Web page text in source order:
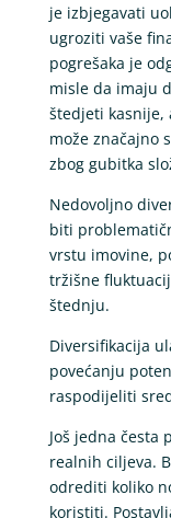
je izbjegavati
ugroziti vaše
pogrešaka je
misle da imaju
štedjeti kasnije,
može značajno
zbog gubitka
Nedovoljno
biti
vrstu imovine,
tržišne
štednju.
Diversifikacija
povećanju
raspodijeliti
Još jedna česta
realnih ciljeva.
odrediti koliko
koristiti.